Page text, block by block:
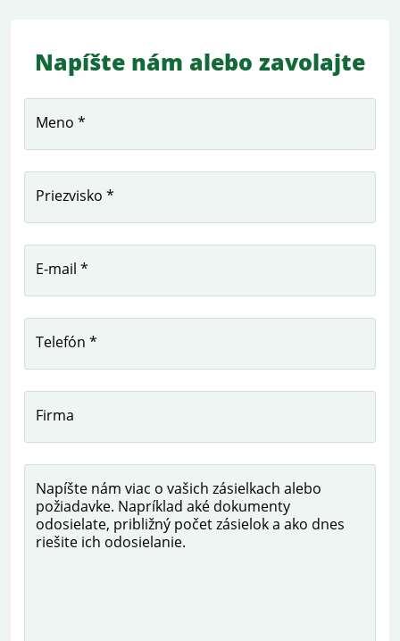
Napíšte nám alebo zavolajte
Meno *
Priezvisko *
E-mail *
Telefón *
Firma
Napíšte nám viac o vašich zásielkach alebo
požiadavke. Napríklad aké dokumenty
odosielate, približný počet zásielok a ako dnes
riešite ich odosielanie.